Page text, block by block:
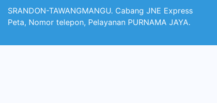
SRANDON-TAWANGMANGU. Cabang JNE Express
Peta, Nomor telepon, Pelayanan PURNAMA JAYA.